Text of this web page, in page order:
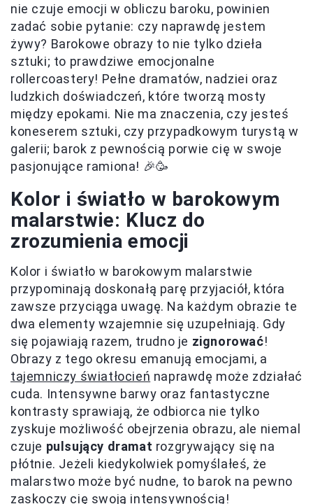
nie czuje emocji w obliczu baroku, powinien
zadać sobie pytanie: czy naprawdę jestem
żywy? Barokowe obrazy to nie tylko dzieła
sztuki; to prawdziwe emocjonalne
rollercoastery! Pełne dramatów, nadziei oraz
ludzkich doświadczeń, które tworzą mosty
między epokami. Nie ma znaczenia, czy jesteś
koneserem sztuki, czy przypadkowym turystą w
galerii; barok z pewnością porwie cię w swoje
pasjonujące ramiona! 🎉🥳
Kolor i światło w barokowym
malarstwie: Klucz do
zrozumienia emocji
Kolor i światło w barokowym malarstwie
przypominają doskonałą parę przyjaciół, która
zawsze przyciąga uwagę. Na każdym obrazie te
dwa elementy wzajemnie się uzupełniają. Gdy
się pojawiają razem, trudno je zignorować!
Obrazy z tego okresu emanują emocjami, a
tajemniczy światłocień naprawdę może zdziałać
cuda. Intensywne barwy oraz fantastyczne
kontrasty sprawiają, że odbiorca nie tylko
zyskuje możliwość obejrzenia obrazu, ale niemal
czuje pulsujący dramat rozgrywający się na
płótnie. Jeżeli kiedykolwiek pomyślałeś, że
malarstwo może być nudne, to barok na pewno
zaskoczy cię swoją intensywnością!